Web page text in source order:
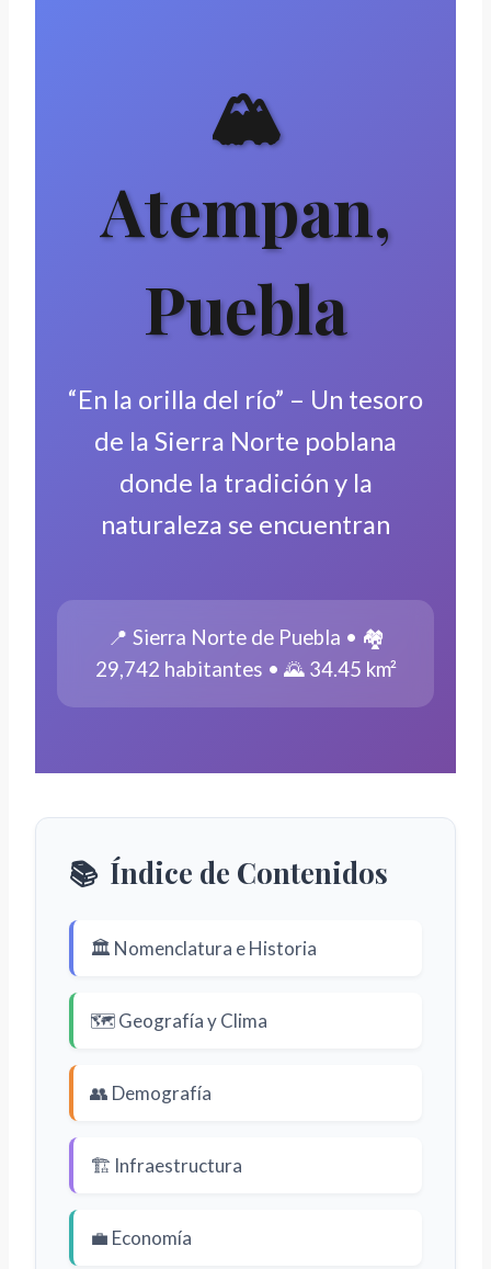
🏔️
Atempan,
Puebla
“En la orilla del río” – Un tesoro
de la Sierra Norte poblana
donde la tradición y la
naturaleza se encuentran
📍 Sierra Norte de Puebla • 🏘️
29,742 habitantes • 🌄 34.45 km²
📚 Índice de Contenidos
🏛️ Nomenclatura e Historia
🗺️ Geografía y Clima
👥 Demografía
🏗️ Infraestructura
💼 Economía